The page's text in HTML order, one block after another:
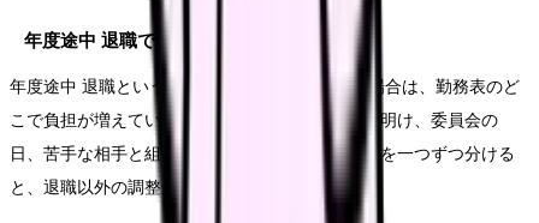
年度途中 退職で起きやすい具体ケース
年度途中 退職という気持ちが勤務前に強くなる場合は、勤務表のど
こで負担が増えているかを見ます。夜勤前、連休明け、委員会の
日、苦手な相手と組む日など、つらさが出る条件を一つずつ分ける
と、退職以外の調整余地も見つかります。